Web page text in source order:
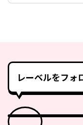
レーベルをフォ